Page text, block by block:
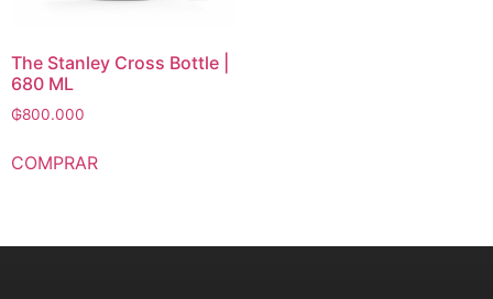
The Stanley Cross Bottle |
680 ML
₲800.000
COMPRAR